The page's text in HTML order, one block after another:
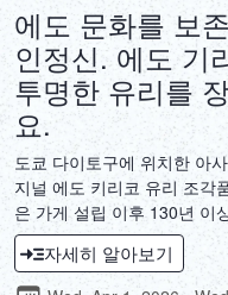
에도 문화를 보
인정신. 에도 기
투명한 유리를
요.
도쿄 다이토구에 위치한 아
지널 에도 키리코 유리 조각
은 가게 설립 이후 130년 이
경제산업대신으로부터 국가
은 평가를 받는 에도 키리코
요. 장인의 기술을 사용하여
자세히 알아보기